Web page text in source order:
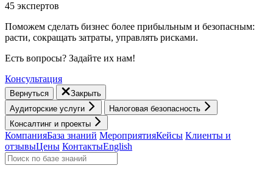
45 экспертов
Поможем сделать бизнес более прибыльным и безопасным:
расти, cокращать затраты, управлять рисками.
Есть вопросы? Задайте их нам!
Консультация
Вернуться
Закрыть
Аудиторские услуги
Налоговая безопасность
Консалтинг и проекты
КомпанияБаза знаний МероприятияКейсы Клиенты и
отзывыЦены КонтактыEnglish